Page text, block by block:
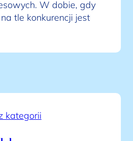
W dobie, gdy
tle konkurencji jest
kategorii